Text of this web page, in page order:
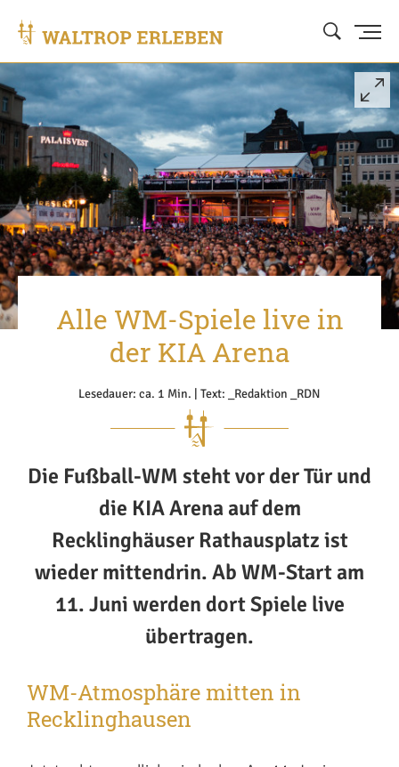
Alle WM-Spiele live in
der KIA Arena
Lesedauer: ca. 1 Min. | Text: _Redaktion _RDN
Die Fußball-WM steht vor der Tür und
die KIA Arena auf dem
Recklinghäuser Rathausplatz ist
wieder mittendrin. Ab WM-Start am
11. Juni werden dort Spiele live
übertragen.
WM-Atmosphäre mitten in
Recklinghausen